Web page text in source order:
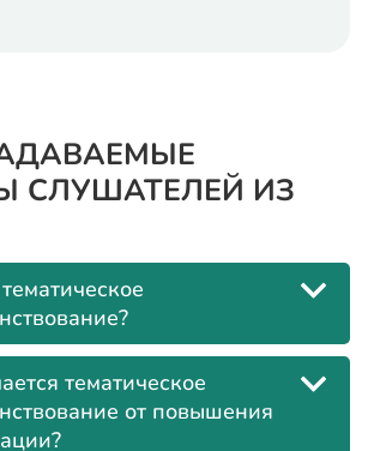
СЛУШАТЕЛЕЙ ИЗ
тематическое
от повышения